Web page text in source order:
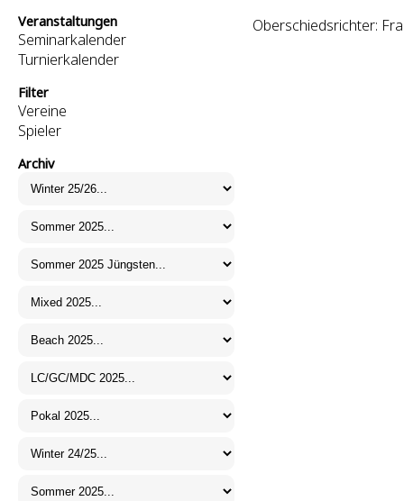
Veranstaltungen
Seminarkalender
Turnierkalender
Filter
Vereine
Spieler
Archiv
Oberschiedsrichter: